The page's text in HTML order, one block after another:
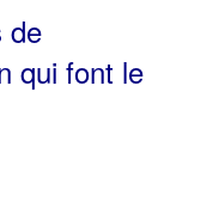
de
qui font le